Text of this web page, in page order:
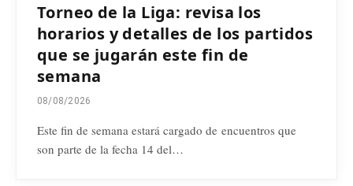
Torneo de la Liga: revisa los
horarios y detalles de los partidos
que se jugarán este fin de
semana
08/08/2026
Este fin de semana estará cargado de encuentros que
son parte de la fecha 14 del…